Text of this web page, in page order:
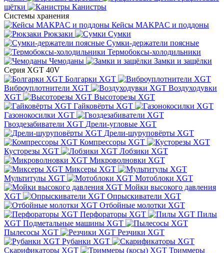
щётки
Канистры
Системы хранения
Кейсы MAKPAC и поддоны
Рюкзаки
Сумки
Сумки-держатели поясные
Термобоксы-холодильники
Чемоданы
Замки и защёлки
Серия XGT 40V
Болгарки XGT
Виброуплотнители XGT
Воздуходувки
XGT
Высоторезы XGT
Гайковёрты XGT
Газонокосилки XGT
Гвоздезабиватели XGT Дрели-угловые XGT
Дрели-шуруповёрты XGT
Компрессоры XGT
Кусторезы XGT
Лобзики XGT
Микроволновки XGT
Миксеры XGT
Мультитулы XGT
Мотоблоки XGT
Мойки высокого давления
XGT
Опрыскиватели XGT
Отбойные молотки XGT
Перфораторы XGT
Пилы
XGT Подметальные машины XGT
Пылесосы XGT
Резчики XGT
Рубанки XGT
Скарификаторы XGT
Триммеры